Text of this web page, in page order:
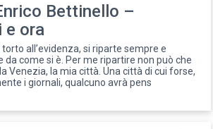
Bettinello –
e ora
all’evidenza, si riparte sempre e
da come si è. Per me ripartire non può che
Venezia, la mia città. Una città di cui forse,
i giornali, qualcuno avrà pens